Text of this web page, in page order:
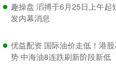
趣操盘 滔搏于6月25日上午起
发内幕消息
优益配资 国际油价走低！港
势 中海油8连跌刷新阶段新低